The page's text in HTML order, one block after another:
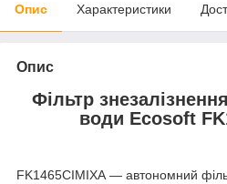
Опис Характеристики
Опис
Фільтр
води Ecosoft
FK1465CIMIXA — автономний